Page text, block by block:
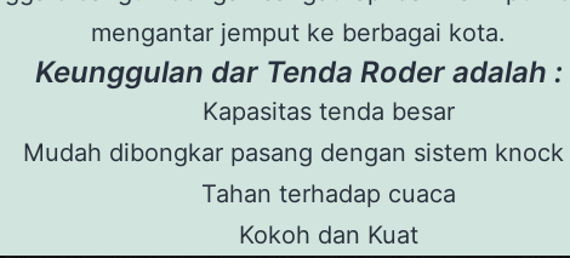
mengantar jemput ke berbagai kota.
Keunggulan dar Tenda Roder adalah :
Kapasitas tenda besar
Mudah dibongkar pasang dengan sistem
Tahan terhadap cuaca
Kokoh dan Kuat